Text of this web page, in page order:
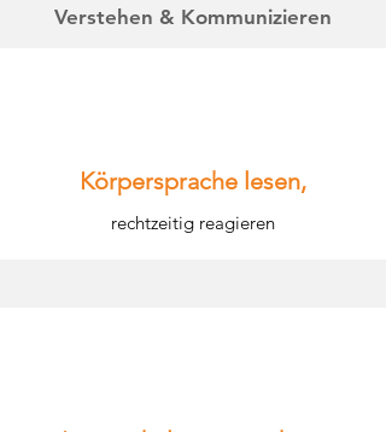
Verstehen & Kommunizieren
Körpersprache lesen,
rechtzeitig reagieren